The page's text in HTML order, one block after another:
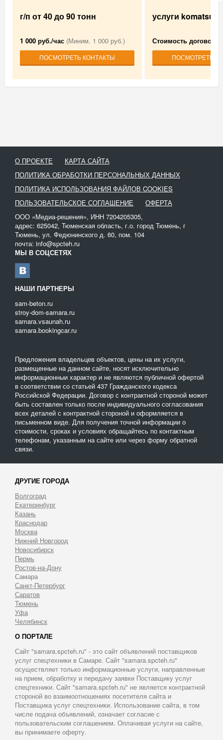
г/п от 40 до 90 тонн
1 000 руб./час (Миним. 1 000 руб.)
ПОСМОТРЕТЬ КОНТАКТЫ
услуги komatsu
Стоимость
ПОСМОТРЕТЬ
О ПРОЕКТЕ
КАРТА САЙТА
ПОЛИТИКА ОБРАБОТКИ ПЕРСОНАЛЬНЫХ ДАННЫХ
ПОЛИТИКА ИСПОЛЬЗОВАНИЯ ФАЙЛОВ COOKIES
ПОЛЬЗОВАТЕЛЬСКОЕ СОГЛАШЕНИЕ
ОФЕРТА
ООО «Медиа-решения», ИНН 7204205305,
адрес: 625042, Тюменская область, г.о. город Тюмень, г
Тюмень, ул. Федюнинского д. 60, пом. 104
почта: info@spcteh.ru
МЫ В СОЦСЕТЯХ
НАШИ ПАРТНЕРЫ
sam-beton.ru
stroy-dom-samara.ru
samara.vsaunah.ru
samara.bookingcar.ru
Предложения владельцев объектов, цены на их услуги,
размещенные на данном сайте, носят исключительно
информационныи характер и не являются публичной офертой
в соответствии со статьей 437 Гражданского кодекса
Российской Федерации. Договор с контрактной стороной может
быть составлен только после индивидуального согласования
всех деталей с контрактной стороной и оформляется в
письменном виде. Для получения точной информации о
стоимости, сроках и условиях обращайтесь по контактным
телефонам, указанным на сайте или через форму обратной
связи.
ДРУГИЕ ГОРОДА
Волгоград
Екатеринбург
Казань
Краснодар
Москва
Нижний Новгород
Новосибирск
Пермь
Ростов-на-Дону
Самара
Санкт-Петербург
Саратов
Тюмень
Уфа
Челябинск
О ПОРТАЛЕ
Сайт "samara.spcteh.ru" - это сайт объявлений поставщиков
услуг спецтехники в Самаре. Сайт "samara.spcteh.ru"
осуществляет только информационные услуги, направленные
на прием, обработку и передачу заявки Поставщику услуг
спецтехники. Сайт "samara.spcteh.ru" не является контрактной
стороной во взаимоотношениях посетителя сайта и
Поставщика услуг спецтехники. Использование сайта, в том
числе подача объявлений, означает согласие с
пользовательским соглашением. Оплачивая услуги на сайте,
вы принимаете оферту.